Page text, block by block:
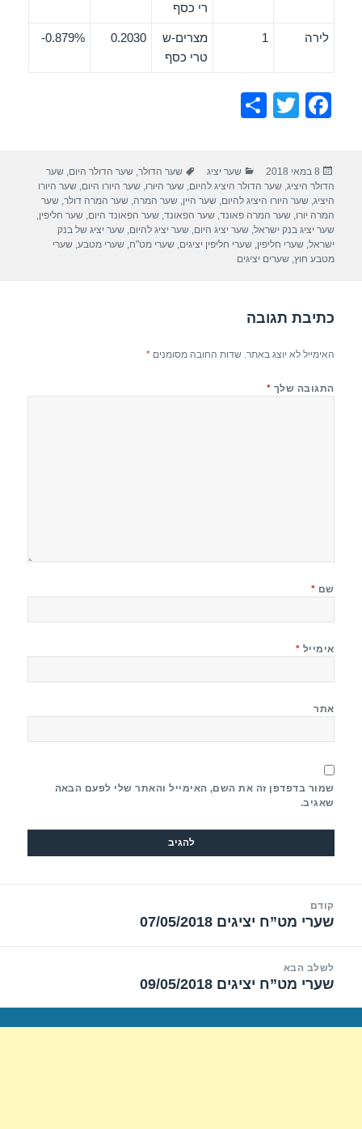
רי כסף
לירה 1
מצרים-ש
טרי כסף
0.2030
0.879%-
F
e
b
o
o
T
er
e
פורסם
בתאריך
8 במאי 2018 קטגוריות
שער יציג תגיות
שער הדולר,שער הדולר היום,שער
הדולר היציג,שער הדולר היציג להיום,שער היורו,שער היורו היום,שער היורו
היציג,שער היורו היציג להיום,שער היין,שער המרה,שער המרה דולר,שער
המרה יורו,שער המרה פאונד,שער הפאונד,שער הפאונד היום,שער חליפין,
שער יציג בנק ישראל,שער יציג היום,שער יציג להיום,שער יציג של בנק
ישראל,שערי חליפין,שערי חליפין יציגים,שערי מט"ח,שערי מטבע,שערי
מטבע חוץ,שערים יציגים
כתיבת תגובה
האימייל לא יוצג באתר. שדות החובה מסומנים*
התגובה שלך *
שם *
אימייל *
אתר
שמור בדפדפן זה את השם, האימייל והאתר שלי לפעם הבאה
שאגיב.
קודם
הפוסט
שערי מט”ח יציגים 07/05/2018
לשלב הבא
הפוסט
שערי מט”ח יציגים 09/05/2018